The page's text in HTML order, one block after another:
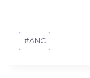
Post
Tags:
#ANC